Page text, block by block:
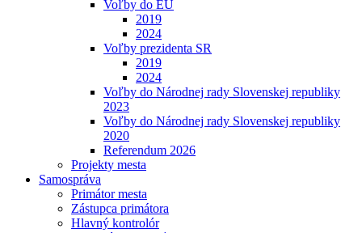
Voľby do EÚ
2019
2024
Voľby prezidenta SR
2019
2024
Voľby do Národnej rady Slovenskej republiky
2023
Voľby do Národnej rady Slovenskej republiky
2020
Referendum 2026
Projekty mesta
Samospráva
Primátor mesta
Zástupca primátora
Hlavný kontrolór